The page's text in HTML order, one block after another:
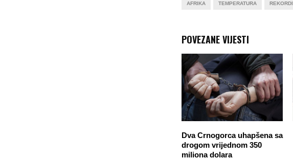
AFRIKA TEMPERATURA REKORDI
POVEZANE VIJESTI
Dva Crnogorca uhapšena sa
drogom vrijednom 350
miliona dolara